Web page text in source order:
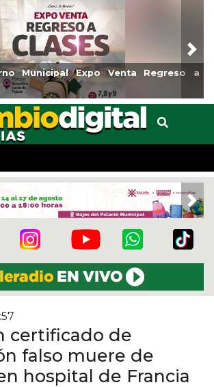
Expo Venta Regreso a
Reabrirá
certificado de
falso muere de
hospital de Francia